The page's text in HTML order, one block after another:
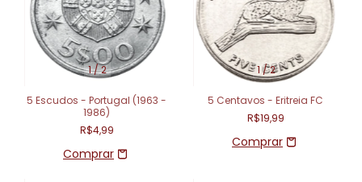
1/2
5 Escudos - Portugal (1963 -
1986)
R$4,99
1/2
5 Centavos - Eritreia FC
R$19,99